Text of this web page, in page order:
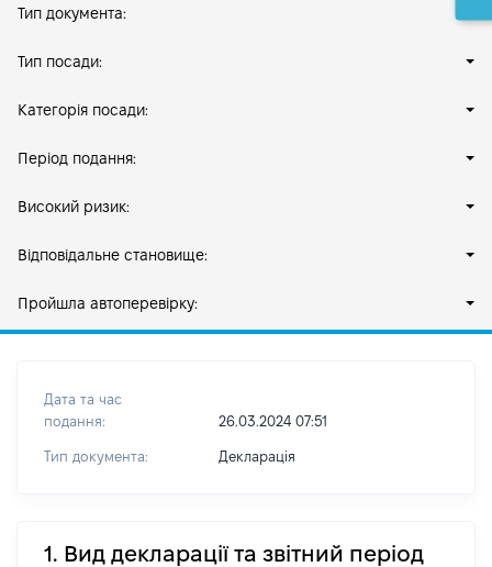
Тип документа:
Тип посади:
Категорія посади:
Період подання:
Високий ризик:
Відповідальне становище:
Пройшла автоперевірку:
Дата та час
подання:
26.03.2024 07:51
Тип документа: Декларація
1. Вид декларації та звітний період